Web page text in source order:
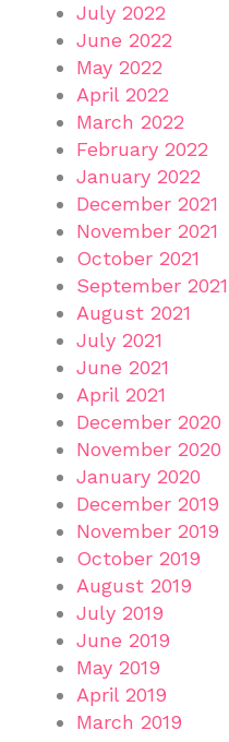
July 2022
June 2022
May 2022
April 2022
March 2022
February 2022
January 2022
December 2021
November 2021
October 2021
September 2021
August 2021
July 2021
June 2021
April 2021
December 2020
November 2020
January 2020
December 2019
November 2019
October 2019
August 2019
July 2019
June 2019
May 2019
April 2019
March 2019